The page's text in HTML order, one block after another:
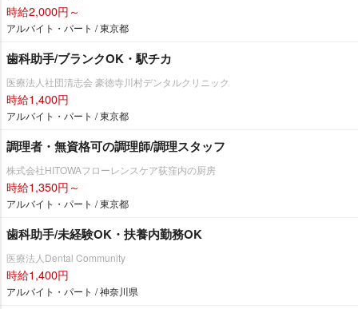
時給2,000円～
アルバイト・パート / 東京都
歯科助手/ブランクOK・駅チカ
医療法人社団清志会 豪徳寺川村デンタルクリニック
時給1,400円
アルバイト・パート / 東京都
調理者・無資格可の調理師/調理スタッフ
株式会社HITOWAフローレンスケア荻窪内の厨房
時給1,350円～
アルバイト・パート / 東京都
歯科助手/未経験OK・扶養内勤務OK
医療法人Dental Community
時給1,400円
アルバイト・パート / 神奈川県